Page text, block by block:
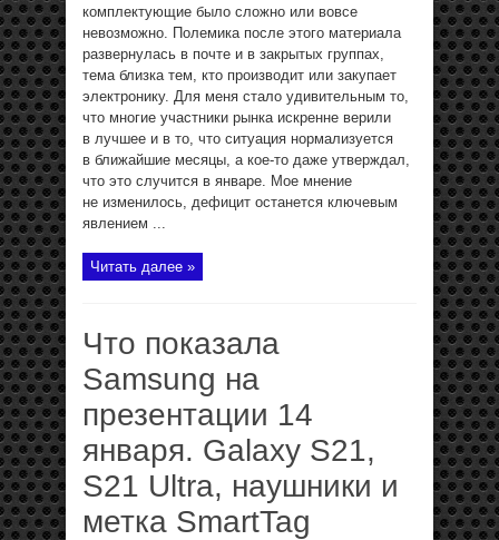
комплектующие было сложно или вовсе
невозможно. Полемика после этого материала
развернулась в почте и в закрытых группах,
тема близка тем, кто производит или закупает
электронику. Для меня стало удивительным то,
что многие участники рынка искренне верили
в лучшее и в то, что ситуация нормализуется
в ближайшие месяцы, а кое-то даже утверждал,
что это случится в январе. Мое мнение
не изменилось, дефицит останется ключевым
явлением ...
Читать далее »
Что показала
Samsung на
презентации 14
января. Galaxy S21,
S21 Ultra, наушники и
метка SmartTag